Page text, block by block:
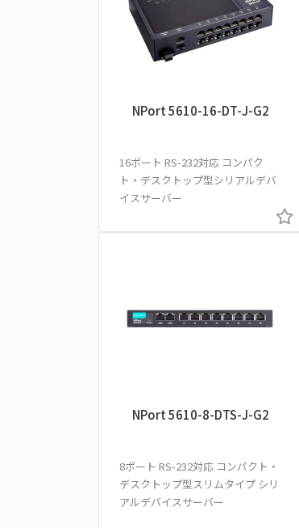
NPort 5610-16-DT-J-G2
16ポート RS-232対応 コンパク
ト・デスクトップ型シリアルデバ
イスサーバー
NPort 5610-8-DTS-J-G2
8ポート RS-232対応 コンパクト・
デスクトップ型スリムタイプ シリ
アルデバイスサーバー